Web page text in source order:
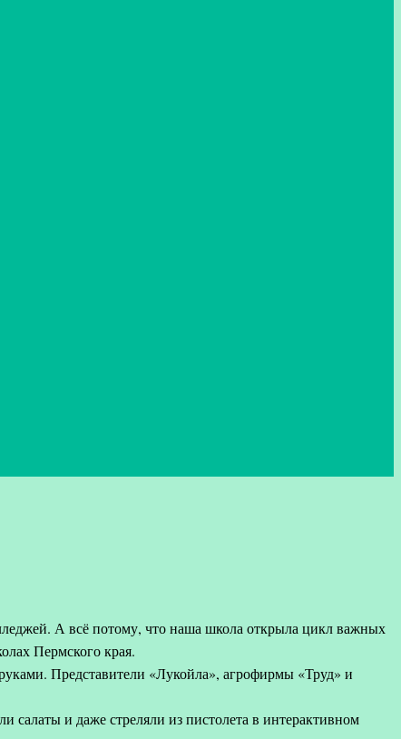
А всё потому, что наша школа открыла цикл важных
Пермского края.
Представители «Лукойла», агрофирмы «Труд» и
салаты и даже стреляли из пистолета в интерактивном